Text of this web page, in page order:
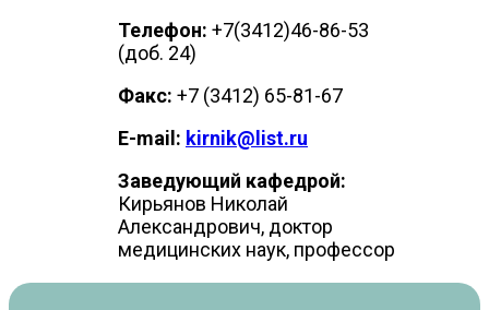
Телефон: +7(3412)46-86-53
(доб. 24)
Факс: +7 (3412) 65-81-67
E-mail: kirnik@list.ru
Заведующий кафедрой:
Кирьянов Николай
Александрович, доктор
медицинских наук, профессор